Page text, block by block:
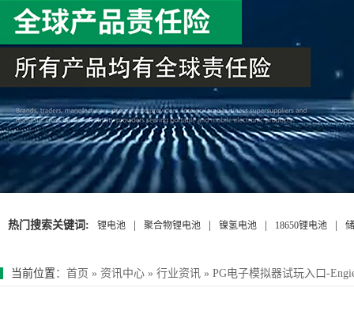
动力镍氢电池
常规镍氢电池
PG游戏官网是镍氢电池国家标准主导
修订单位，并参与多项锂电池行业国
家标准的制定
热门搜索关键词: 锂电池 聚合物锂电池 镍氢电池 18650锂电池
当前位置 ： 首页 » 资讯中心 » 行业资讯 » PG电子模拟器试玩入口-